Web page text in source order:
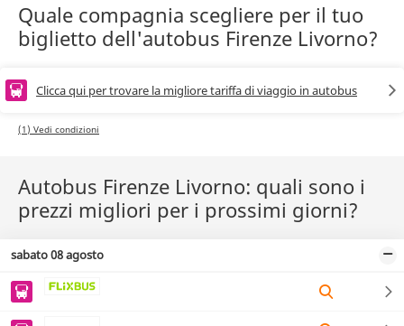
Quale compagnia scegliere per il tuo
biglietto dell'autobus Firenze Livorno?
Clicca qui per trovare la migliore tariffa di viaggio in autobus
(1) Vedi condizioni
Autobus Firenze Livorno: quali sono i
prezzi migliori per i prossimi giorni?
sabato 08 agosto